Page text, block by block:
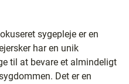
sygepleje er en
har en unik
til at bevare et almindeligt
Det er en